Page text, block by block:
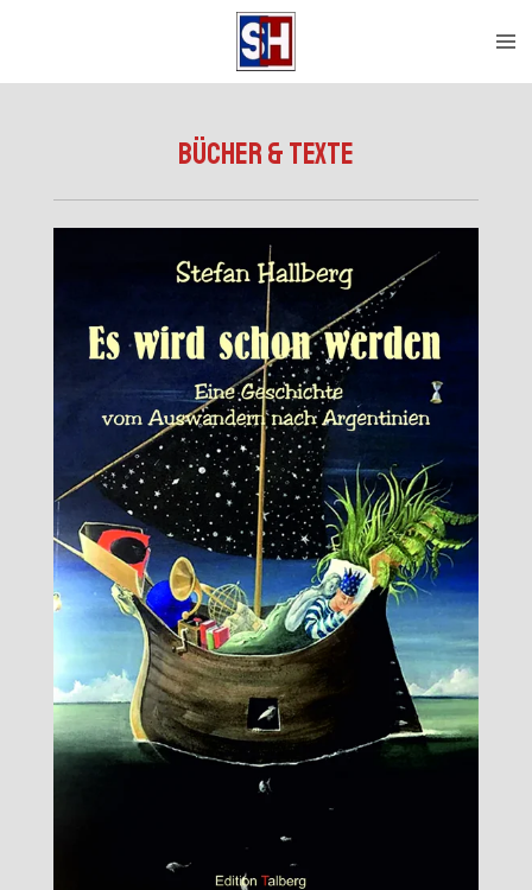
Bücher & Texte